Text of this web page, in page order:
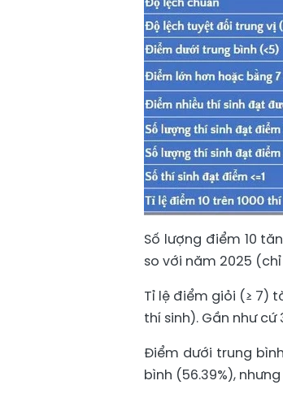
Số lượng điểm 10
so với năm 2025 (chỉ
Tỉ lệ điểm giỏi (≥ 7)
thí sinh). Gần như
Điểm dưới trung
bình (56.39%),